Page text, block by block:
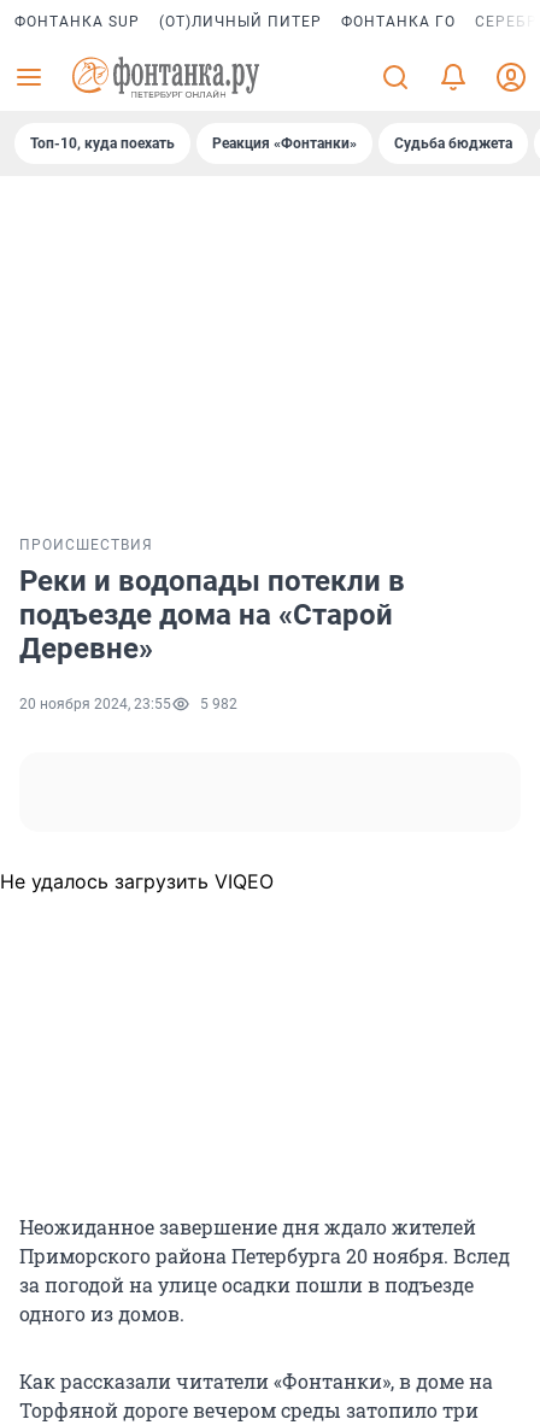
ФОНТАНКА SUP (ОТ)ЛИЧНЫЙ ПИТЕР ФОНТАНКА ГО
Топ-10, куда поехать Реакция «Фонтанки» Судьба бюджета
ПРОИСШЕСТВИЯ
Реки и водопады потекли в
подъезде дома на «Старой
Деревне»
20 ноября 2024, 23:55 5 982
Не удалось загрузить VIQEO
Неожиданное завершение дня ждало жителей
Приморского района Петербурга 20 ноября. Вслед
за погодой на улице осадки пошли в подъезде
одного из домов.
Как рассказали читатели «Фонтанки», в доме на
Торфяной дороге вечером среды затопило три